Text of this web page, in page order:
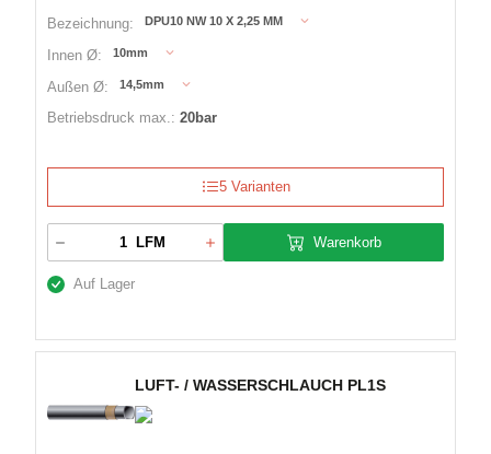
Bezeichnung:
DPU10 NW 10 X 2,25 MM
Innen Ø: 10mm
Außen Ø: 14,5mm
Betriebsdruck max.: 20bar
5 Varianten
LFM Warenkorb
Auf Lager
LUFT- / WASSERSCHLAUCH PL1S